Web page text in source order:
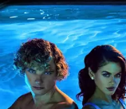
moment van